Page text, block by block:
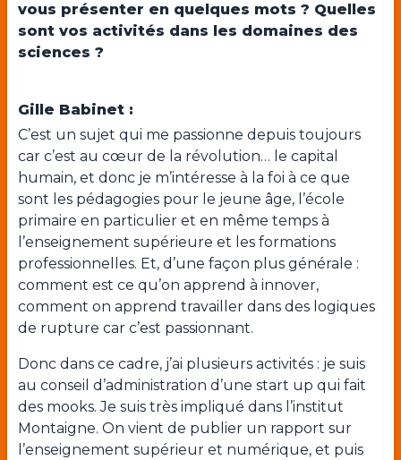
vous présenter en quelques mots ? Quelles
sont vos activités dans les domaines des
sciences ?
Gille Babinet :
C’est un sujet qui me passionne depuis toujours
car c’est au cœur de la révolution… le capital
humain, et donc je m’intéresse à la foi à ce que
sont les pédagogies pour le jeune âge, l’école
primaire en particulier et en même temps à
l’enseignement supérieure et les formations
professionnelles. Et, d’une façon plus générale :
comment est ce qu’on apprend à innover,
comment on apprend travailler dans des logiques
de rupture car c’est passionnant.
Donc dans ce cadre, j’ai plusieurs activités : je suis
au conseil d’administration d’une start up qui fait
des mooks. Je suis très impliqué dans l’institut
Montaigne. On vient de publier un rapport sur
l’enseignement supérieur et numérique, et puis